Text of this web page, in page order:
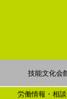
技能文化会
労働情報・相